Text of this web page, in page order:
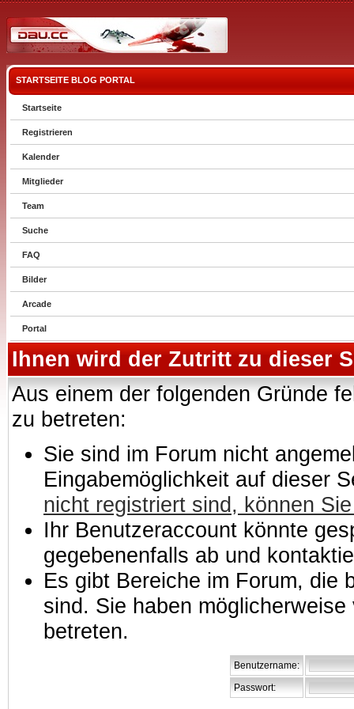
STARTSEITE BLOG PORTAL
Startseite
Registrieren
Kalender
Mitglieder
Team
Suche
FAQ
Bilder
Arcade
Portal
Ihnen wird der Zutritt zu dieser
Aus einem der folgenden Gründe
zu betreten:
Sie sind im Forum nicht
Eingabemöglichkeit auf dieser
nicht registriert sind, können
Ihr Benutzeraccount könnte
gegebenenfalls ab und
Es gibt Bereiche im Forum, die
sind. Sie haben
betreten.
Benutzername:
Passwort: